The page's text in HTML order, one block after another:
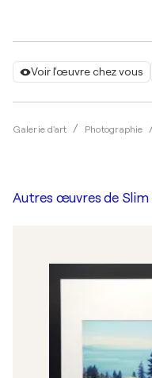
Voir l'œuvre chez vous
Galerie d'art Photographie
Autres œuvres de Slim